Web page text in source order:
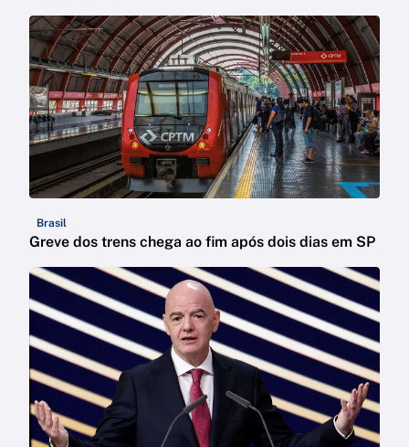
Brasil
Greve dos trens chega ao fim após dois dias em SP